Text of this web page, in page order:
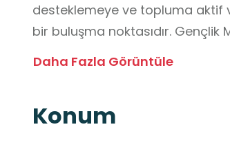
desteklemeye ve topluma aktif
bir buluşma noktasıdır.
Daha Fazla Görüntüle
Konum